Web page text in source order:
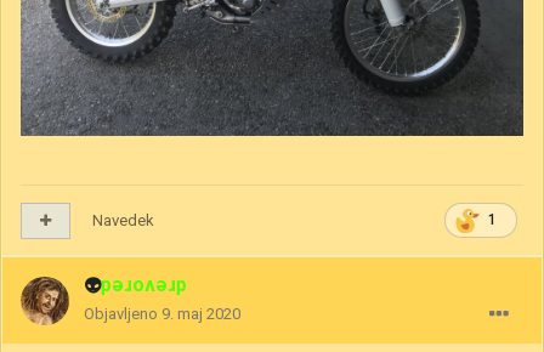
1
Navedek
👽drevored
Objavljeno 9. maj 2020